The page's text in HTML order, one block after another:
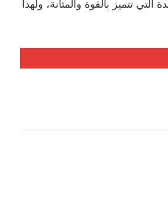
تتميز بالقوة والمتانة، ولهذا